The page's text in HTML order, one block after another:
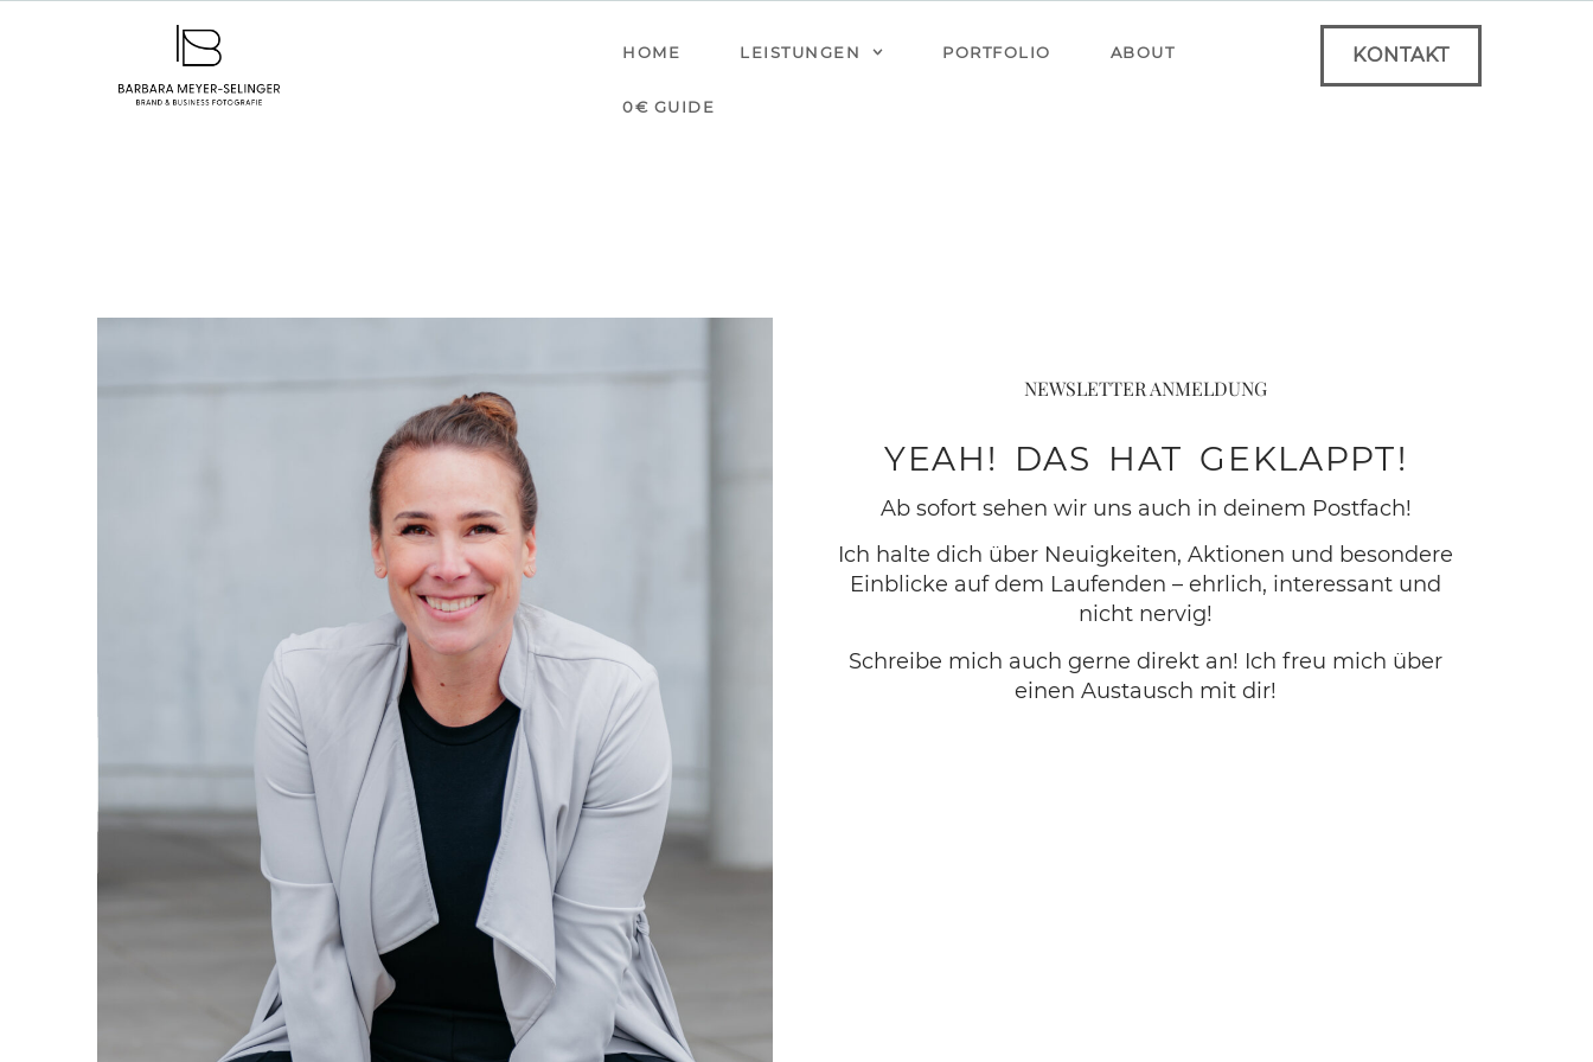
HOME LEISTUNGEN PORTFOLIO ABOUT
0€ GUIDE
KONTAKT
NEWSLETTER ANMELDUNG
YEAH! DAS HAT GEKLAPPT!
Ab sofort sehen wir uns auch in deinem Postfach!
Ich halte dich über Neuigkeiten, Aktionen und besondere
Einblicke auf dem Laufenden – ehrlich, interessant und
nicht nervig!
Schreibe mich auch gerne direkt an! Ich freu mich über
einen Austausch mit dir!